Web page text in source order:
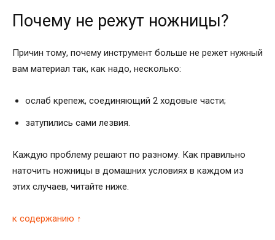
Почему не режут ножницы?
Причин тому, почему инструмент больше не режет нужный
вам материал так, как надо, несколько:
ослаб крепеж, соединяющий 2 ходовые части;
затупились сами лезвия.
Каждую проблему решают по разному. Как правильно
наточить ножницы в домашних условиях в каждом из
этих случаев, читайте ниже.
к содержанию ↑